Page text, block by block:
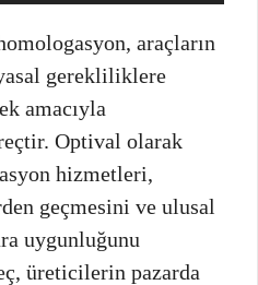
araçların
gerekliliklere
amacıyla
Optival olarak
hizmetleri,
geçmesini ve ulusal
uygunluğunu
üreticilerin pazarda